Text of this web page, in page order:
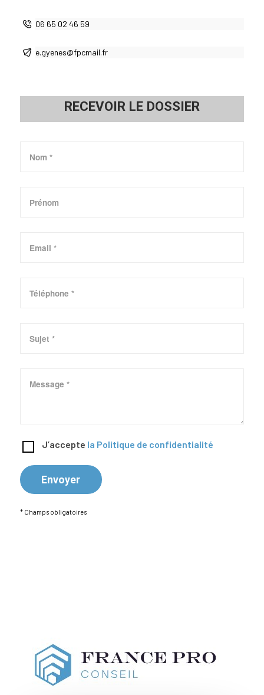
06 65 02 46 59
e.gyenes@fpcmail.fr
RECEVOIR LE DOSSIER
J’accepte la Politique de confidentialité
* Champs obligatoires